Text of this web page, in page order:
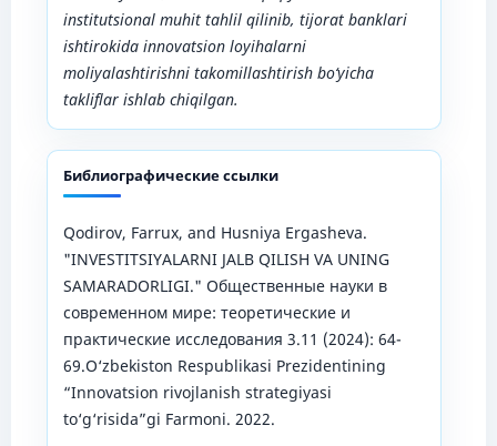
institutsional muhit tahlil qilinib, tijorat banklari
ishtirokida innovatsion loyihalarni
moliyalashtirishni takomillashtirish bo‘yicha
takliflar ishlab chiqilgan.
Библиографические ссылки
Qodirov, Farrux, and Husniya Ergasheva.
"INVESTITSIYALARNI JALB QILISH VA UNING
SAMARADORLIGI." Общественные науки в
современном мире: теоретические и
практические исследования 3.11 (2024): 64-
69.O‘zbekiston Respublikasi Prezidentining
“Innovatsion rivojlanish strategiyasi
to‘g‘risida”gi Farmoni. 2022.